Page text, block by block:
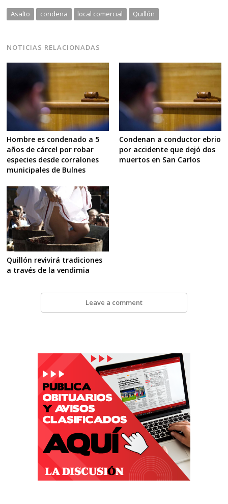
Asalto condena local comercial Quillón
NOTICIAS RELACIONADAS
Hombre es condenado a 5
años de cárcel por robar
especies desde corralones
municipales de Bulnes
Condenan a conductor ebrio
por accidente que dejó dos
muertos en San Carlos
Quillón revivirá tradiciones
a través de la vendimia
Leave a comment